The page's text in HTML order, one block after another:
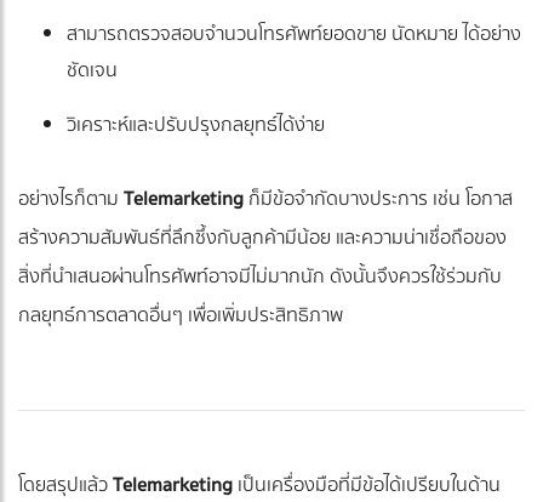
สามารถตรวจสอบจำนวนโทรศัพท์ยอดขาย นัดหมาย ได้อย่าง
ชัดเจน
วิเคราะห์และปรับปรุงกลยุทธ์ได้ง่าย
อย่างไรก็ตามTelemarketingก็มีข้อจำกัดบางประการ เช่น โอกาส
สร้างความสัมพันธ์ที่ลึกซึ้งกับลูกค้ามีน้อย และความน่าเชื่อถือของ
สิ่งที่นำเสนอผ่านโทรศัพท์อาจมีไม่มากนัก ดังนั้นจึงควรใช้ร่วมกับ
กลยุทธ์การตลาดอื่นๆ เพื่อเพิ่มประสิทธิภาพ
โดยสรุปแล้วTelemarketingเป็นเครื่องมือที่มีข้อได้เปรียบในด้าน